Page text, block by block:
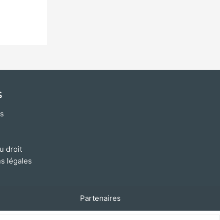
droit
légales
Partenaires